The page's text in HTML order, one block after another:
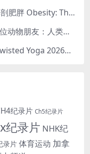
BBC纪录片《肥胖症：尸检/解剖肥胖 Obesity: The Post Mortem 2016》英语中英双字 无水印纯净版 1080P/MKV/1.03G
Boreales纪录片《人类的第一位动物朋友：人类和狗的神奇故事 Man’s First Friend 2018》英语中英双字 1080P/MP4/1.8G 狗的神奇故事
AppleTV纪录片《变调瑜伽 Twisted Yoga 2026》全3集 英语中英双字 无水印纯净版 1080P/MKV/10G 瑜伽大师背后的真相
纪录片 Ch5纪录片
纪录片 NHK纪
录片 体育运动 加拿